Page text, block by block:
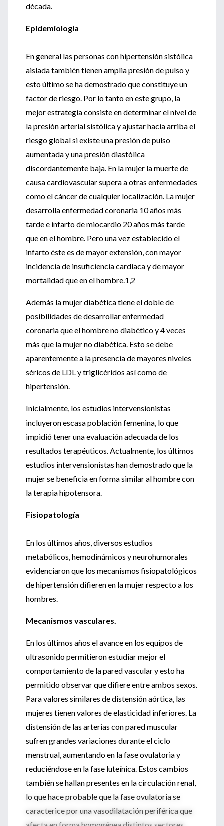
década.
Epidemiología
En general las personas con hipertensión sistólica
aislada también tienen amplia presión de pulso y
esto último se ha demostrado que constituye un
factor de riesgo. Por lo tanto en este grupo, la
mejor estrategia consiste en determinar el nivel de
la presión arterial sistólica y ajustar hacia arriba el
riesgo global si existe una presión de pulso
aumentada y una presión diastólica
discordantemente baja. En la mujer la muerte de
causa cardiovascular supera a otras enfermedades
como el cáncer de cualquier localización. La mujer
desarrolla enfermedad coronaria 10 años más
tarde e infarto de miocardio 20 años más tarde
que en el hombre. Pero una vez establecido el
infarto éste es de mayor extensión, con mayor
incidencia de insuficiencia cardíaca y de mayor
mortalidad que en el hombre.1,2
Además la mujer diabética tiene el doble de
posibilidades de desarrollar enfermedad
coronaria que el hombre no diabético y 4 veces
más que la mujer no diabética. Esto se debe
aparentemente a la presencia de mayores niveles
séricos de LDL y triglicéridos así como de
hipertensión.
Inicialmente, los estudios intervensionistas
incluyeron escasa población femenina, lo que
impidió tener una evaluación adecuada de los
resultados terapéuticos. Actualmente, los últimos
estudios intervensionistas han demostrado que la
mujer se beneficia en forma similar al hombre con
la terapia hipotensora.
Fisiopatología
En los últimos años, diversos estudios
metabólicos, hemodinámicos y neurohumorales
evidenciaron que los mecanismos fisiopatológicos
de hipertensión difieren en la mujer respecto a los
hombres.
Mecanismos vasculares.
En los últimos años el avance en los equipos de
ultrasonido permitieron estudiar mejor el
comportamiento de la pared vascular y esto ha
permitido observar que difiere entre ambos sexos.
Para valores similares de distensión aórtica, las
mujeres tienen valores de elasticidad inferiores. La
distensión de las arterias con pared muscular
sufren grandes variaciones durante el ciclo
menstrual, aumentando en la fase ovulatoria y
reduciéndose en la fase luteínica. Estos cambios
también se hallan presentes en la circulación renal,
lo que hace probable que la fase ovulatoria se
caracterice por una vasodilatación periférica que